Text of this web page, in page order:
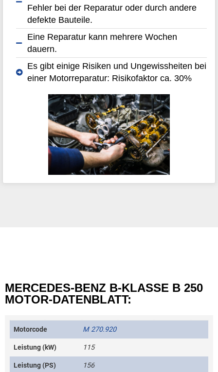
Fehler bei der Reparatur oder durch andere
defekte Bauteile.
Eine Reparatur kann mehrere Wochen
dauern.
Es gibt einige Risiken und Ungewissheiten bei
einer Motorreparatur: Risikofaktor ca. 30%
MERCEDES-BENZ B-KLASSE B 250
MOTOR-DATENBLATT:
Motorcode M 270.920
Leistung (kW) 115
Leistung (PS) 156